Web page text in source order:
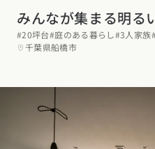
みんなが集まる明る
#20坪台#庭のある暮らし#3人家族
千葉県船橋市